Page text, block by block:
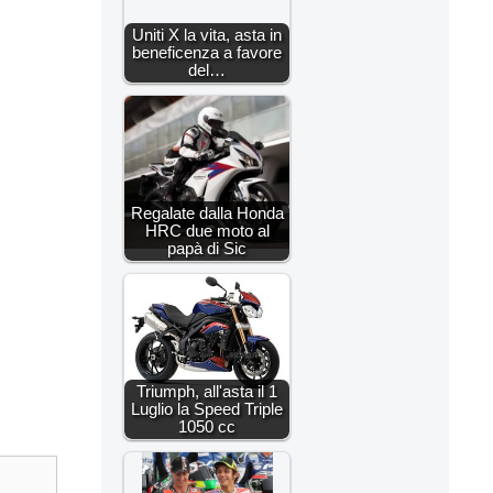
Uniti X la vita, asta in
beneficenza a favore
del…
Regalate dalla Honda
HRC due moto al
papà di Sic
Triumph, all'asta il 1
Luglio la Speed Triple
1050 cc